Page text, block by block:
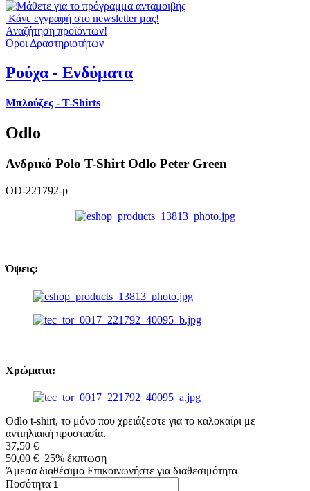
Κάνε εγγραφή στο newsletter μας!
Αναζήτηση προϊόντων!
Όροι Δραστηριοτήτων
Ρούχα - Ενδύματα
Μπλούζες - T-Shirts
Odlo
Ανδρικό Polo T-Shirt Odlo Peter Green
OD-221792-p
Όψεις:
Χρώματα:
Odlo t-shirt, το μόνο που χρειάζεστε για το καλοκαίρι με
αντιηλιακή προστασία.
37,50 €
50,00 € 25% έκπτωση
Άμεσα διαθέσιμο Επικοινωνήστε για διαθεσιμότητα
Ποσότητα